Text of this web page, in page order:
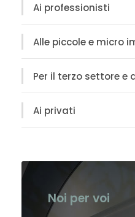
Ai professionisti
Alle piccole e micro
Per il terzo settore e
Ai privati
Noi per voi